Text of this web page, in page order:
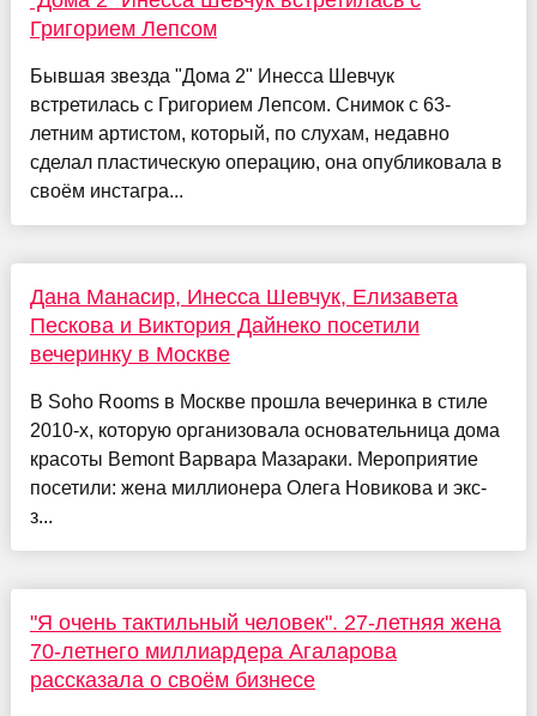
Григорием Лепсом
Бывшая звезда "Дома 2" Инесса Шевчук
встретилась с Григорием Лепсом. Снимок с 63-
летним артистом, который, по слухам, недавно
сделал пластическую операцию, она опубликовала в
своём инстагра...
Дана Манасир, Инесса Шевчук, Елизавета
Пескова и Виктория Дайнеко посетили
вечеринку в Москве
В Soho Rooms в Москве прошла вечеринка в стиле
2010-х, которую организовала основательница дома
красоты Bemont Варвара Мазараки. Мероприятие
посетили: жена миллионера Олега Новикова и экс-
з...
"Я очень тактильный человек". 27-летняя жена
70-летнего миллиардера Агаларова
рассказала о своём бизнесе